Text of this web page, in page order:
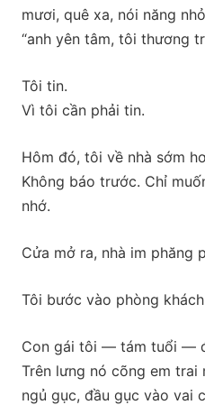
mươi, quê xa, nói năng
“anh yên tâm, tôi thương
Tôi tin.
Vì tôi cần phải tin.
Hôm đó, tôi về nhà sớm
Không báo trước. Chỉ
nhớ.
Cửa mở ra, nhà im phăng
Tôi bước vào phòng
Con gái tôi — tám tuổi —
Trên lưng nó cõng em trai
ngủ gục, đầu gục vào vai